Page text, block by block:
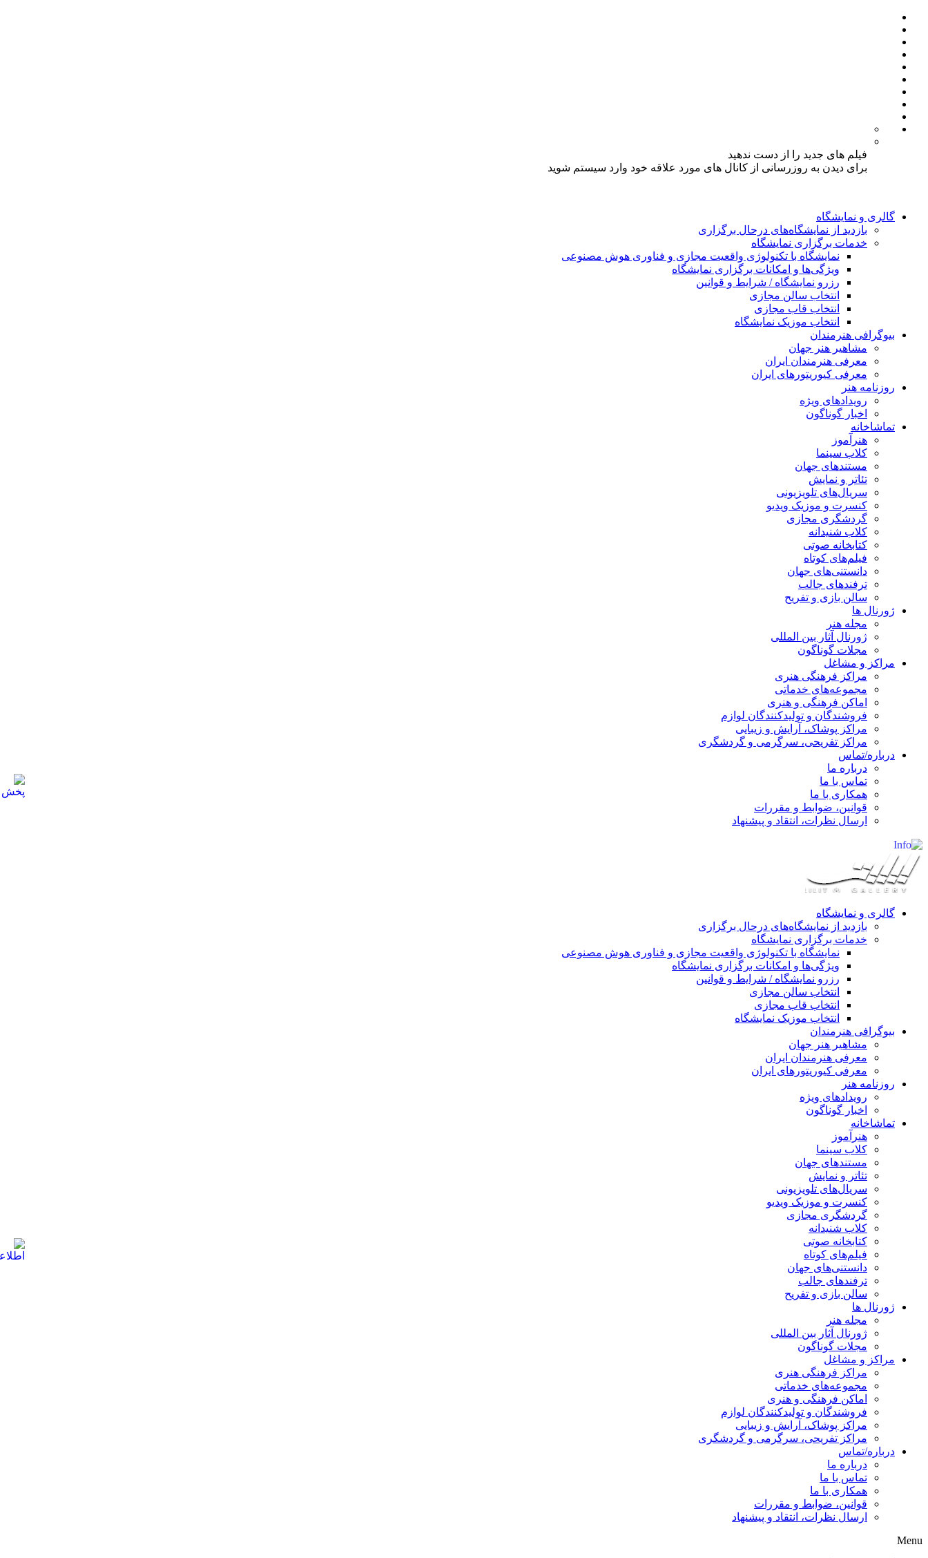
فیلم های جدید را از دست ندهید
برای دیدن به روزرسانی از کانال های مورد علاقه خود وارد سیستم شوید
گالری و نمایشگاه
بازدید از نمایشگاه‌های درحال برگزاری
خدمات برگزاری نمایشگاه
نمایشگاه با تکنولوژی واقعیت مجازی و فناوری هوش مصنوعی
ویژگی‌ها و امکانات برگزاری نمایشگاه
رزرو نمایشگاه / شرایط و قوانین
انتخاب سالن مجازی
انتخاب قاب مجازی
انتخاب موزیک نمایشگاه
بیوگرافی هنرمندان
مشاهیر هنر جهان
معرفی هنرمندان ایران
معرفی کیوریتورهای ایران
روزنامه هنر
رویدادهای ویژه
اخبار گوناگون
تماشاخانه
هنرآموز
کلاب سینما
مستندهای جهان
تئاتر و نمایش
سریال‌های تلویزیونی
کنسرت و موزیک ویدیو
گردشگری مجازی
کلاب شنیدانه
کتابخانه صوتی
فیلم‌های کوتاه
دانستنی‌های جهان
ترفندهای جالب
سالن بازی و تفریح
ژورنال ها
مجله هنر
ژورنال آثار بین المللی
مجلات گوناگون
مراکز و مشاغل
مراکز فرهنگی هنری
مجموعه‌های خدماتی
اماکن فرهنگی و هنری
فروشندگان و تولیدکنندگان لوازم
مراکز پوشاک، آرایش و زیبایی
مراکز تفریحی، سرگرمی و گردشگری
درباره/تماس
درباره ما
تماس با ما
همکاری با ما
قوانین، ضوابط و مقررات
ارسال نظرات، انتقاد و پیشنهاد
گالری و نمایشگاه
بازدید از نمایشگاه‌های درحال برگزاری
خدمات برگزاری نمایشگاه
نمایشگاه با تکنولوژی واقعیت مجازی و فناوری هوش مصنوعی
ویژگی‌ها و امکانات برگزاری نمایشگاه
رزرو نمایشگاه / شرایط و قوانین
انتخاب سالن مجازی
انتخاب قاب مجازی
انتخاب موزیک نمایشگاه
بیوگرافی هنرمندان
مشاهیر هنر جهان
معرفی هنرمندان ایران
معرفی کیوریتورهای ایران
روزنامه هنر
رویدادهای ویژه
اخبار گوناگون
تماشاخانه
هنرآموز
کلاب سینما
مستندهای جهان
تئاتر و نمایش
سریال‌های تلویزیونی
کنسرت و موزیک ویدیو
گردشگری مجازی
کلاب شنیدانه
کتابخانه صوتی
فیلم‌های کوتاه
دانستنی‌های جهان
ترفندهای جالب
سالن بازی و تفریح
ژورنال ها
مجله هنر
ژورنال آثار بین المللی
مجلات گوناگون
مراکز و مشاغل
مراکز فرهنگی هنری
مجموعه‌های خدماتی
اماکن فرهنگی و هنری
فروشندگان و تولیدکنندگان لوازم
مراکز پوشاک، آرایش و زیبایی
مراکز تفریحی، سرگرمی و گردشگری
درباره/تماس
درباره ما
تماس با ما
همکاری با ما
قوانین، ضوابط و مقررات
ارسال نظرات، انتقاد و پیشنهاد
Menu